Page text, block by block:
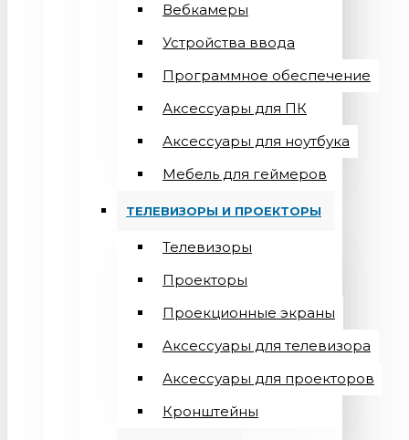
Вебкамеры
Устройства ввода
Программное обеспечение
Аксессуары для ПК
Аксессуары для ноутбука
Мебель для геймеров
ТЕЛЕВИЗОРЫ И ПРОЕКТОРЫ
Телевизоры
Проекторы
Проекционные экраны
Aксессуары для телевизора
Аксессуары для проекторов
Кронштейны